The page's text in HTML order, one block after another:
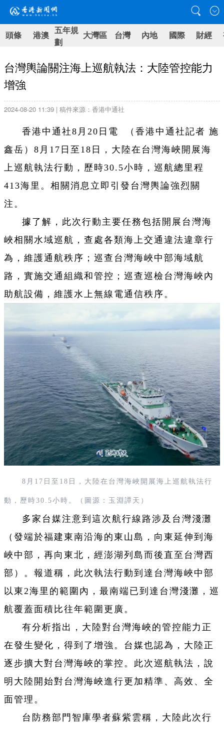
頭條 港澳 五年規
劃
大灣區 台灣 內地 國際 財經
台灣輿論關注海上巡航執法：大陸管控能力
增強
2024-08-20 11:39 | 稿件來源：香港中通社
香港中通社8月20日電 （ 香港中通社記者 施
鑫岳 ） 8月17日至18日，大陸在台灣海峽開展海
上巡航執法行動，歷時30.5小時，巡航總里程
413海里。相關消息立即引發台灣輿論強烈關
注。
據了解，此次行動主要任務包括開展台灣海
峽相關水域巡航，查處各類海上交通違法違章行
為，維護通航秩序；巡查台灣海峽中部海域航
路，實施交通組織和管控；巡查巡檢台灣海峽內
助航設備，維護水上無線電通信秩序。
8月17日至18日，大陸在台灣海峽開展海上巡航執法行
動，歷時30.5小時。 （圖源：玉淵譚天）
多家台媒注意到這次航行線路涉及台灣淺灘
（發端於福建東南沿海的東山島，向東延伸到海
峽中部，再向東北，經澎湖列島而後直至台灣西
部）。報道稱，此次執法行動到達台灣海峽中部
以東2海里的範圍內，最南端已到達台灣淺灘，巡
航覆蓋面積比往年範圍更廣。
有分析指出，大陸對台灣海峽的管控能力正
在發生變化，得到了增強。台媒也認為，大陸正
逐步擴大對台灣海峽的掌控。此次巡航執法，說
明大陸開始對台灣海峽進行更加精準、高效、全
面管理。
台防務部門智庫學者蘇紫雲稱，大陸此次行